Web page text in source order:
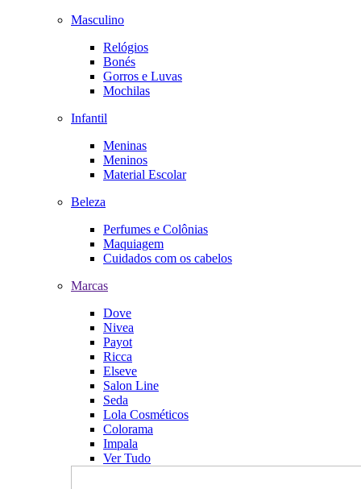
Masculino
Relógios
Bonés
Gorros e Luvas
Mochilas
Infantil
Meninas
Meninos
Material Escolar
Beleza
Perfumes e Colônias
Maquiagem
Cuidados com os cabelos
Marcas
Dove
Nivea
Payot
Ricca
Elseve
Salon Line
Seda
Lola Cosméticos
Colorama
Impala
Ver Tudo